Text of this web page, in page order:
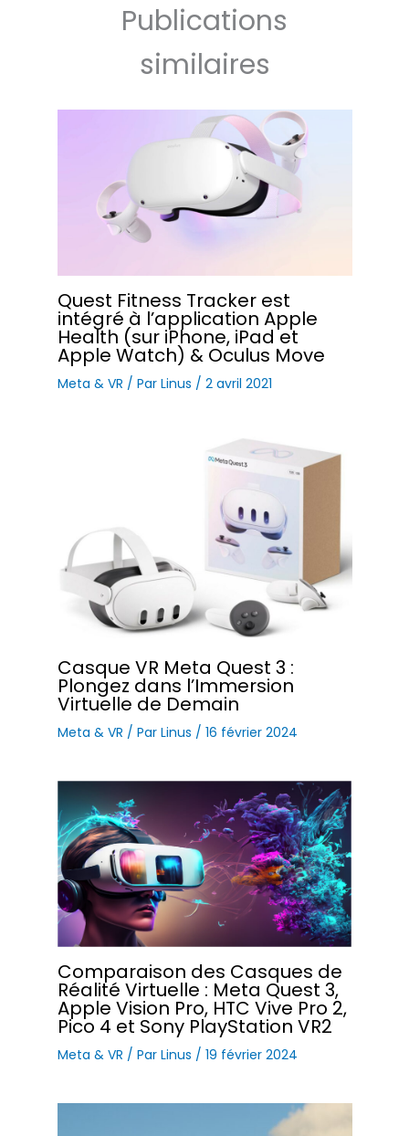
Publications
similaires
Quest Fitness Tracker est
intégré à l’application Apple
Health (sur iPhone, iPad et
Apple Watch) & Oculus Move
Meta & VR / Par Linus / 2 avril 2021
Casque VR Meta Quest 3 :
Plongez dans l’Immersion
Virtuelle de Demain
Meta & VR / Par Linus / 16 février 2024
Comparaison des Casques de
Réalité Virtuelle : Meta Quest 3,
Apple Vision Pro, HTC Vive Pro 2,
Pico 4 et Sony PlayStation VR2
Meta & VR / Par Linus / 19 février 2024